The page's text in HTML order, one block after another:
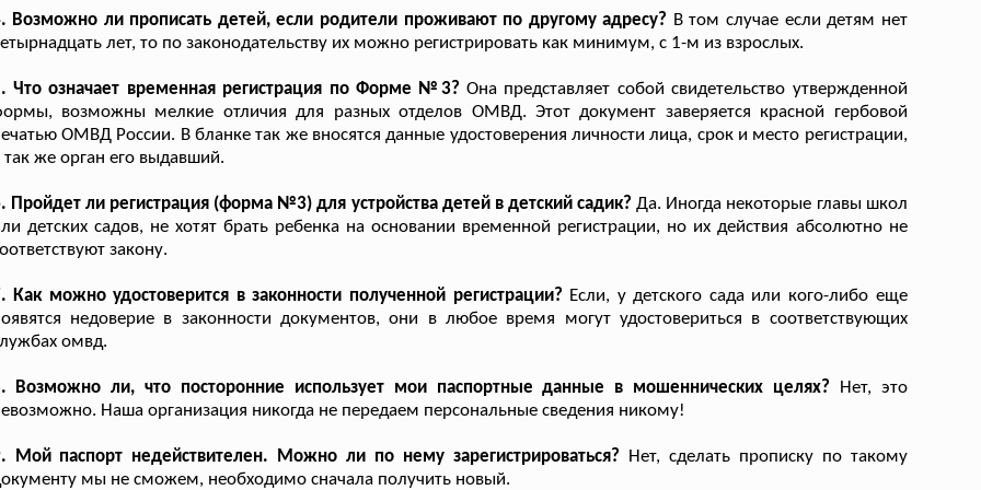
Возможно ли прописать детей, если родители проживают по другому адресу? В том случае если детям нет
лет, то по законодательству их можно регистрировать как минимум, с 1-м из взрослых.
Что означает временная регистрация по Форме №3? Она представляет собой свидетельство утвержденной
возможны мелкие отличия для разных отделов ОМВД. Этот документ заверяется красной гербовой
ОМВД России. В бланке так же вносятся данные удостоверения личности лица, срок и место регистрации,
так же орган его выдавший.
Пройдет ли регистрация (форма №3) для устройства детей в детский садик? Да. Иногда некоторые главы школ
детских садов, не хотят брать ребенка на основании временной регистрации, но их действия абсолютно не
закону.
Как можно удостоверится в законности полученной регистрации? Если, у детского сада или кого-либо еще
недоверие в законности документов, они в любое время могут удостовериться в соответствующих
омвд.
Возможно ли, что посторонние использует мои паспортные данные в мошеннических целях? Нет, это
Наша организация никогда не передаем персональные сведения никому!
Мой паспорт недействителен. Можно ли по нему зарегистрироваться? Нет, сделать прописку по такому
мы не сможем, необходимо сначала получить новый.